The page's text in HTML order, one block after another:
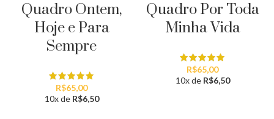
Quadro Ontem,
Hoje e Para
Sempre
R$65,00
10x de R$6,50
Quadro Por Toda
Minha Vida
R$65,00
10x de R$6,50